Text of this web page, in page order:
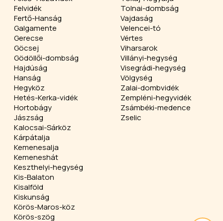
Felvidék
Fertő-Hanság
Galgamente
Gerecse
Göcsej
Gödöllői-dombság
Hajdúság
Hanság
Hegyköz
Hetés-Kerka-vidék
Hortobágy
Jászság
Kalocsai-Sárköz
Kárpátalja
Kemenesalja
Kemeneshát
Keszthelyi-hegység
Kis-Balaton
Kisalföld
Kiskunság
Körös-Maros-köz
Körös-szög
Tolnai-dombság
Vajdaság
Velencei-tó
Vértes
Viharsarok
Villányi-hegység
Visegrádi-hegység
Völgység
Zalai-dombvidék
Zempléni-hegyvidék
Zsámbéki-medence
Zselic